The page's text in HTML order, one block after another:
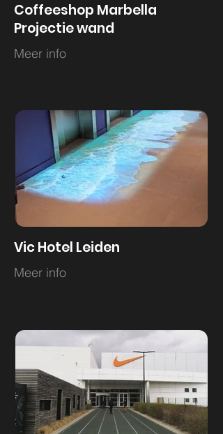
Coffeeshop Marbella
Projectie wand
Meer info
Vic Hotel Leiden
Meer info